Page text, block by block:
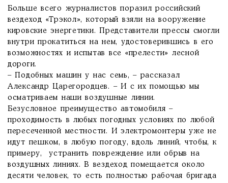
Больше всего журналистов поразил российский
вездеход «Трэкол», который взяли на вооружение
кировские энергетики. Представители прессы смогли
внутри прокатиться на нем, удостоверившись в его
возможностях и испытав все «прелести» лесной
дороги.
– Подобных машин у нас семь, – рассказал
Александр Царегородцев. – И с их помощью мы
осматриваем наши воздушные линии.
Безусловное преимущество автомобиля –
проходимость в любых погодных условиях по любой
пересеченной местности. И элект­ромонтеры уже не
идут пешком, в любую погоду, вдоль линий, чтобы, к
примеру, устранить повреждение или обрыв на
воздушных линиях. В вездеход помещается около
десяти человек, то есть полностью рабочая бригада